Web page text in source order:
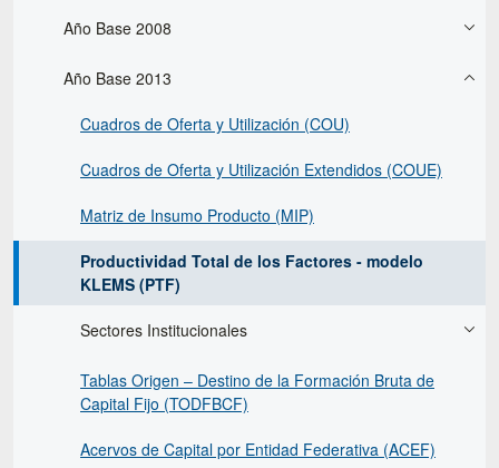
Año Base 2008
Año Base 2013
Cuadros de Oferta y Utilización (COU)
Cuadros de Oferta y Utilización Extendidos (COUE)
Matriz de Insumo Producto (MIP)
Productividad Total de los Factores - modelo
KLEMS (PTF)
Sectores Institucionales
Tablas Origen – Destino de la Formación Bruta de
Capital Fijo (TODFBCF)
Acervos de Capital por Entidad Federativa (ACEF)